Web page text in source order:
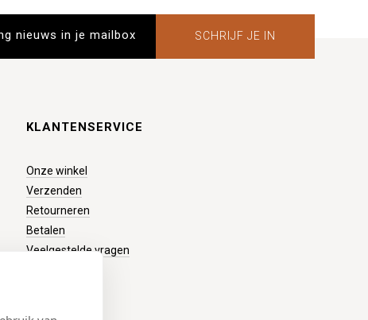
SCHRIJF JE IN
KLANTENSERVICE
Onze winkel
Verzenden
Retourneren
Betalen
Veelgestelde vragen